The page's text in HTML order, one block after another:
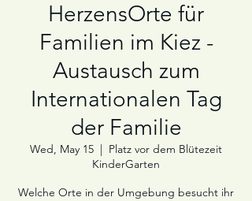
HerzensOrte für
Familien im Kiez -
Austausch zum
Internationalen Tag
der Familie
Wed, May 15
  |
Platz vor dem Blütezeit
KinderGarten
Welche Orte in der Umgebung besucht ihr